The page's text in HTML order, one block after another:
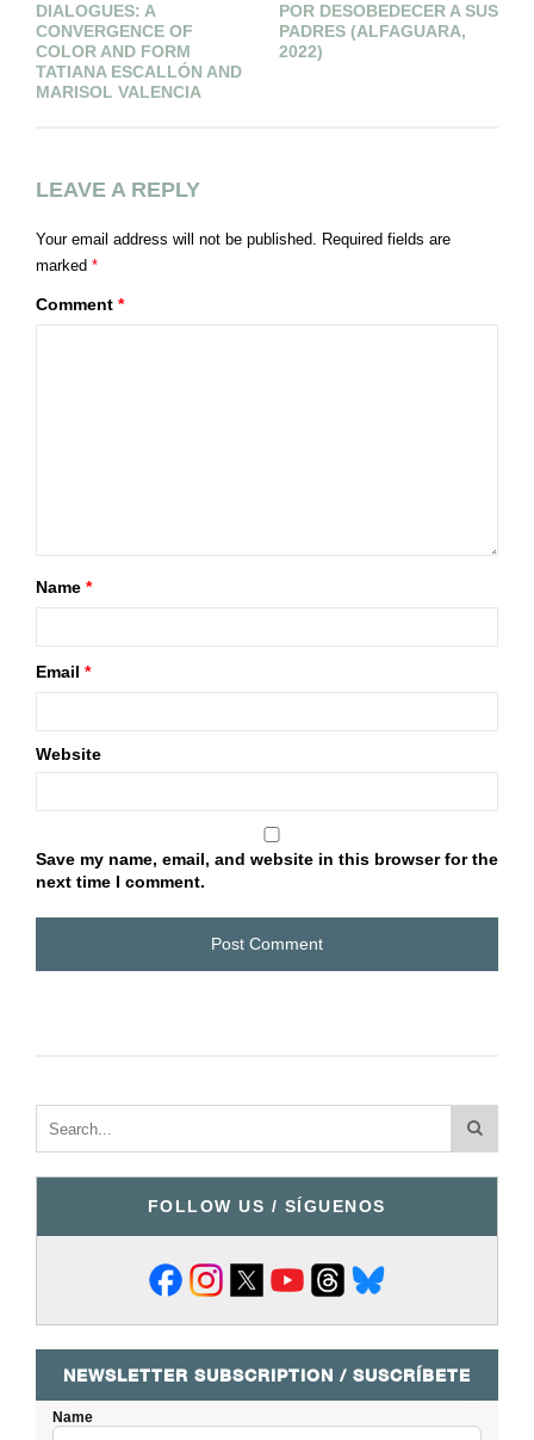
DIALOGUES: A
CONVERGENCE OF
COLOR AND FORM
TATIANA ESCALLÓN AND
MARISOL VALENCIA
POR DESOBEDECER A SUS
PADRES (ALFAGUARA,
2022)
LEAVE A REPLY
Your email address will not be published. Required fields are
marked *
Comment *
Name *
Email *
Website
Save my name, email, and website in this browser for the
next time I comment.
FOLLOW US / SÍGUENOS
NEWSLETTER SUBSCRIPTION / SUSCRÍBETE
Name